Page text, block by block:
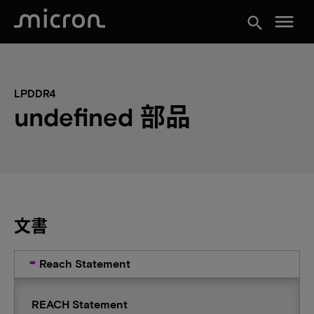
search menu
LPDDR4
undefined 部品
文書
Reach Statement
REACH Statement